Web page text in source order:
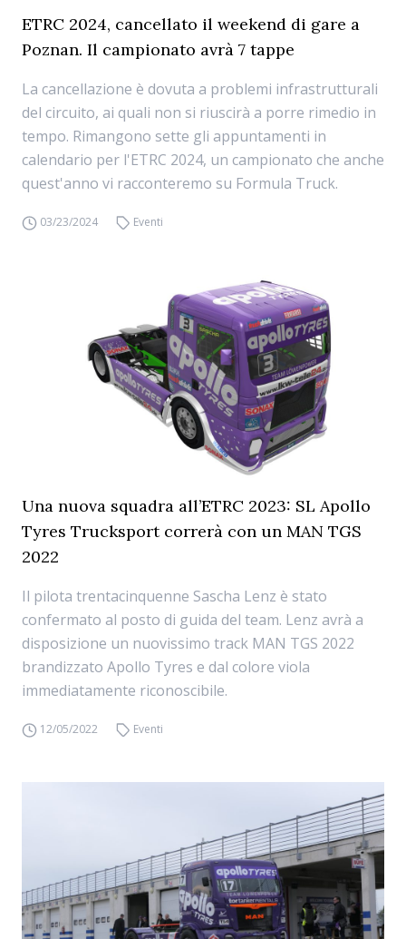
ETRC 2024, cancellato il weekend di gare a
Poznan. Il campionato avrà 7 tappe
La cancellazione è dovuta a problemi infrastrutturali
del circuito, ai quali non si riuscirà a porre rimedio in
tempo. Rimangono sette gli appuntamenti in
calendario per l'ETRC 2024, un campionato che anche
quest'anno vi racconteremo su Formula Truck.
03/23/2024 Eventi
Una nuova squadra all’ETRC 2023: SL Apollo
Tyres Trucksport correrà con un MAN TGS
2022
Il pilota trentacinquenne Sascha Lenz è stato
confermato al posto di guida del team. Lenz avrà a
disposizione un nuovissimo track MAN TGS 2022
brandizzato Apollo Tyres e dal colore viola
immediatamente riconoscibile.
12/05/2022 Eventi